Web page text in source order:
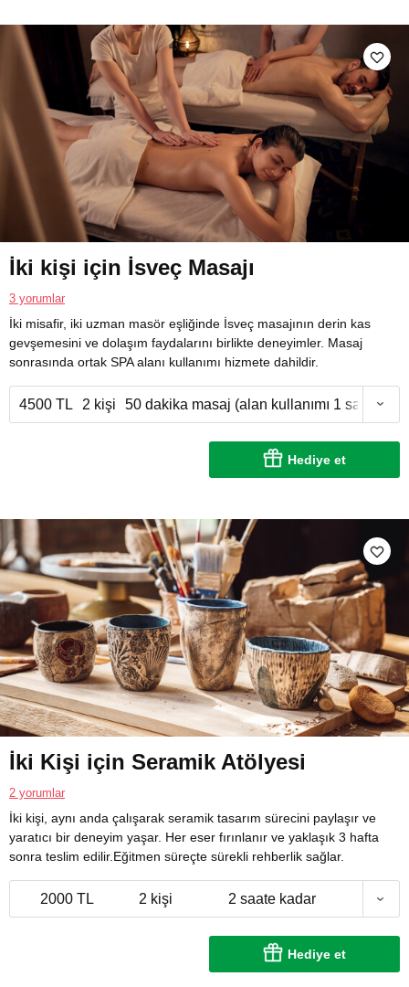
İki kişi için İsveç Masajı
3 yorumlar
İki misafir, iki uzman masör eşliğinde İsveç masajının derin kas
gevşemesini ve dolaşım faydalarını birlikte deneyimler. Masaj
sonrasında ortak SPA alanı kullanımı hizmete dahildir.
4500 TL 2 kişi 50 dakika masaj (alan kullanımı 1 saat)
Hediye et
İki Kişi için Seramik Atölyesi
2 yorumlar
İki kişi, aynı anda çalışarak seramik tasarım sürecini paylaşır ve
yaratıcı bir deneyim yaşar. Her eser fırınlanır ve yaklaşık 3 hafta
sonra teslim edilir.Eğitmen süreçte sürekli rehberlik sağlar.
2000 TL 2 kişi 2 saate kadar
Hediye et